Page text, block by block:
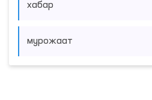
хабар
мурожаат